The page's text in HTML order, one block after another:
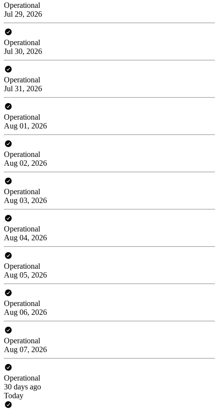
Operational
Jul 29, 2026
Operational
Jul 30, 2026
Operational
Jul 31, 2026
Operational
Aug 01, 2026
Operational
Aug 02, 2026
Operational
Aug 03, 2026
Operational
Aug 04, 2026
Operational
Aug 05, 2026
Operational
Aug 06, 2026
Operational
Aug 07, 2026
Operational
30 days ago
Today